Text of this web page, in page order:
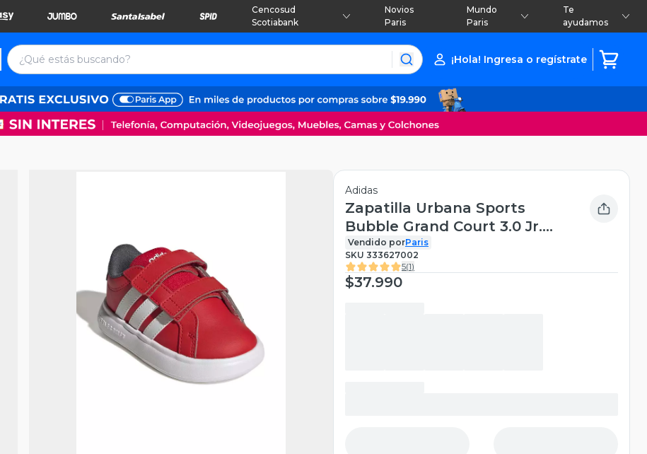
Cencosud
Scotiabank
Novios
Paris
Mundo
Paris
Te
ayudamos
¡Hola! Ingresa o regístrate
Adidas
Zapatilla Urbana Sports
Bubble Grand Court 3.0 Jr.
Unisex
Vendido porParis
SKU 333627002
5(1)
$37.990